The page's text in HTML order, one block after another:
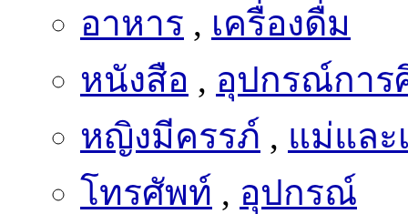
อาหาร , เครื่องดื่ม
หนังสือ , อุปกรณ์การ
หญิงมีครรภ์ , แม่และ
โทรศัพท์ , อุปกรณ์